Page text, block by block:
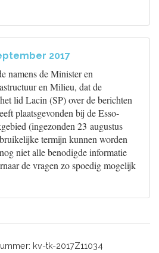
2017
namens de Minister en
en Milieu, dat de
lid Lacin (SP) over de berichten
plaatsgevonden bij de Esso-
(ingezonden 23 augustus
termijn kunnen worden
niet alle benodigde informatie
de vragen zo spoedig mogelijk
kv-tk-2017Z11034